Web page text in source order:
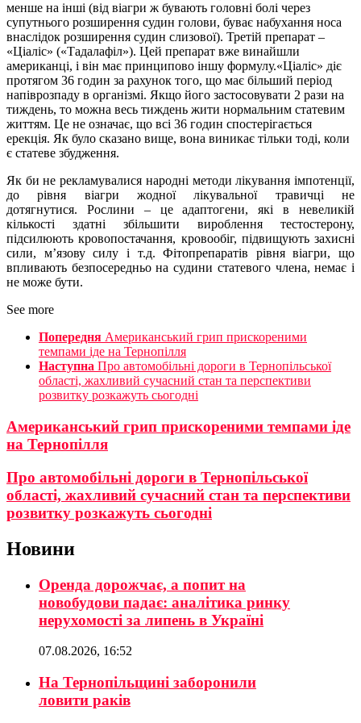
менше на інші (від віагри ж бувають головні болі через
супутнього розширення судин голови, буває набухання носа
внаслідок розширення судин слизової). Третій препарат –
«Ціаліс» («Тадалафіл»). Цей препарат вже винайшли
американці, і він має принципово іншу формулу.«Ціаліс» діє
протягом 36 годин за рахунок того, що має більший період
напіврозпаду в організмі. Якщо його застосовувати 2 рази на
тиждень, то можна весь тиждень жити нормальним статевим
життям. Це не означає, що всі 36 годин спостерігається
ерекція. Як було сказано вище, вона виникає тільки тоді, коли
є статеве збудження.
Як би не рекламувалися народні методи лікування імпотенції,
до рівня віагри жодної лікувальної травичці не
дотягнутися. Рослини – це адаптогени, які в невеликій
кількості здатні збільшити вироблення тестостерону,
підсилюють кровопостачання, кровообіг, підвищують захисні
сили, м’язову силу і т.д. Фітопрепаратів рівня віагри, що
впливають безпосередньо на судини статевого члена, немає і
не може бути.
See more
Попередня Американський грип прискореними
темпами іде на Тернопілля
Наступна Про автомобільні дороги в Тернопільської
області, жахливий сучасний стан та перспективи
розвитку розкажуть сьогодні
Американський грип прискореними темпами іде
на Тернопілля
Про автомобільні дороги в Тернопільської
області, жахливий сучасний стан та перспективи
розвитку розкажуть сьогодні
Новини
Оренда дорожчає, а попит на
новобудови падає: аналітика ринку
нерухомості за липень в Україні
07.08.2026, 16:52
На Тернопільщині заборонили
ловити раків